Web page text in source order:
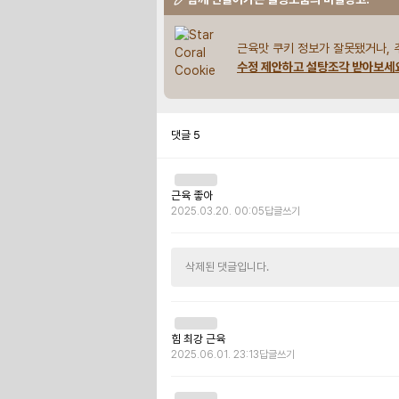
근육맛 쿠키 정보가 잘못됐거나,
수정 제안하고 설탕조각 받아보세
댓글 5
근육 좋아
2025.03.20. 00:05답글쓰기
삭제된 댓글입니다.
힘 최강 근육
2025.06.01. 23:13답글쓰기